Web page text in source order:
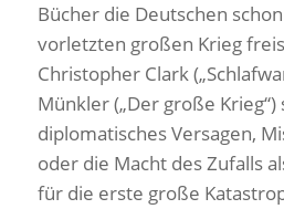
Bücher die Deutschen
vorletzten großen Krieg
Christopher Clark
Münkler („Der große Krieg“)
diplomatisches Versagen,
oder die Macht des Zufalls
für die erste große